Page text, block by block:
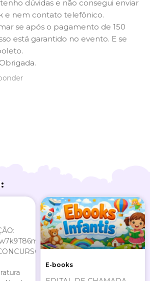
dúvidas e não consegui enviar
e nem contato telefônico.
se após o pagamento de 150
está garantido no evento. E se
E-books
PagePagePagePage